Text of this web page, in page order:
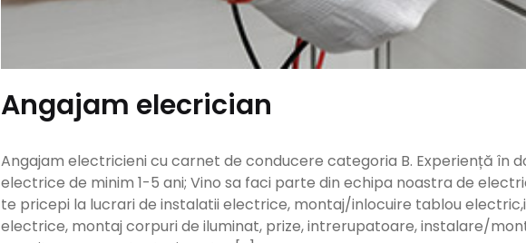
Angajam elecrician
Angajam electricieni cu carnet de conducere categoria B. Experiență în
electrice de minim 1-5 ani; Vino sa faci parte din echipa noastra de
te pricepi la lucrari de instalatii electrice, montaj/inlocuire tablou
electrice, montaj corpuri de iluminat, prize, intrerupatoare, instalare/